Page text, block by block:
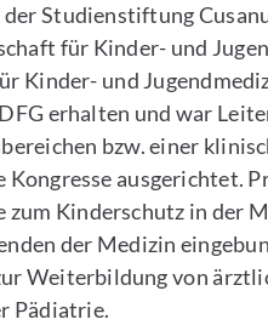
Studienstiftung
für Kinder- und
Kinder- und
erhalten und war
bzw. einer
ausgerichtet.
zum Kinderschutz in der
der Medizin
Weiterbildung von
Pädiatrie.